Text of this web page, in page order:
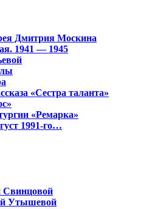
Дмитрия Москина
1941 — 1945
«Сестра таланта»
«Ремарка»
1991-го…
Свинцовой
Утышевой